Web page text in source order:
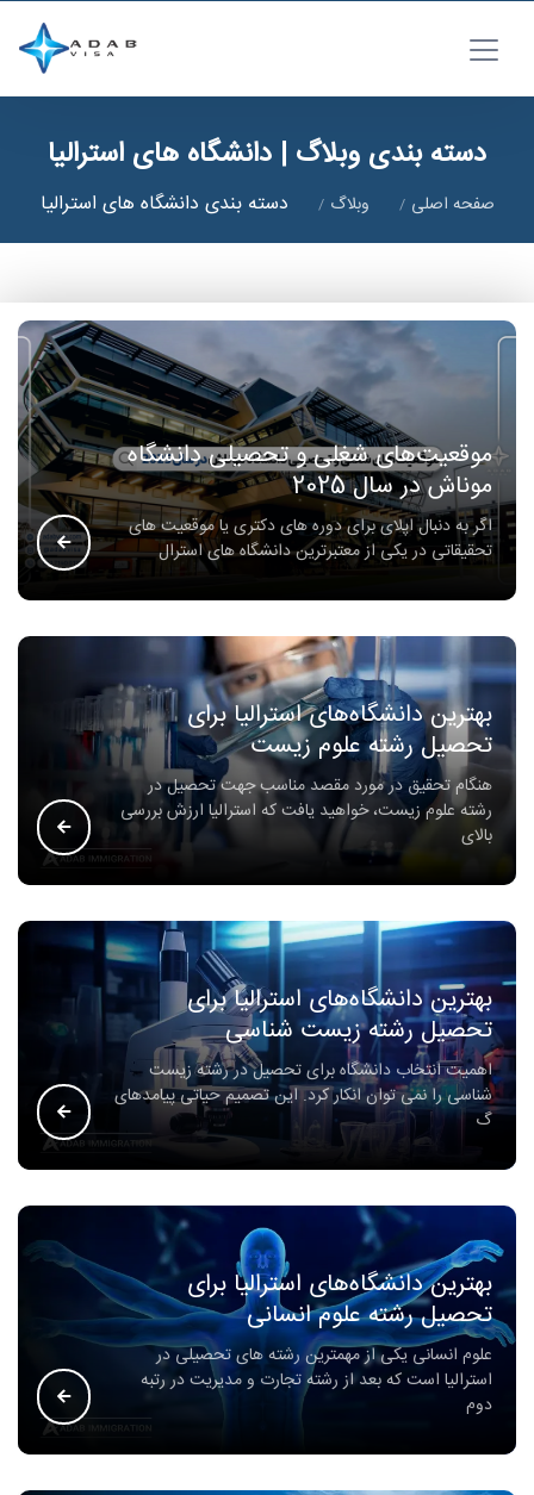
دسته بندی وبلاگ | دانشگاه های استرالیا
صفحه اصلی وبلاگ دسته بندی دانشگاه های استرالیا
موقعیت‌های شغلی و تحصیلی دانشگاه
موناش در سال 2025
اگر به دنبال اپلای برای دوره های دکتری یا موقعیت های
تحقیقاتی در یکی از معتبرترین دانشگاه های استرال
بهترین دانشگاه‌های استرالیا برای
تحصیل رشته علوم زیست
هنگام تحقیق در مورد مقصد مناسب جهت تحصیل در
رشته علوم زیست، خواهید یافت که استرالیا ارزش بررسی
بالای
بهترین دانشگاه‌های استرالیا برای
تحصیل رشته زیست شناسی
اهمیت انتخاب دانشگاه برای تحصیل در رشته زیست
شناسی را نمی توان انکار کرد. این تصمیم حیاتی پیامدهای
گ
بهترین دانشگاه‌های استرالیا برای
تحصیل رشته علوم انسانی
علوم انسانی یکی از مهمترین رشته های تحصیلی در
استرالیا است که بعد از رشته تجارت و مدیریت در رتبه
دوم